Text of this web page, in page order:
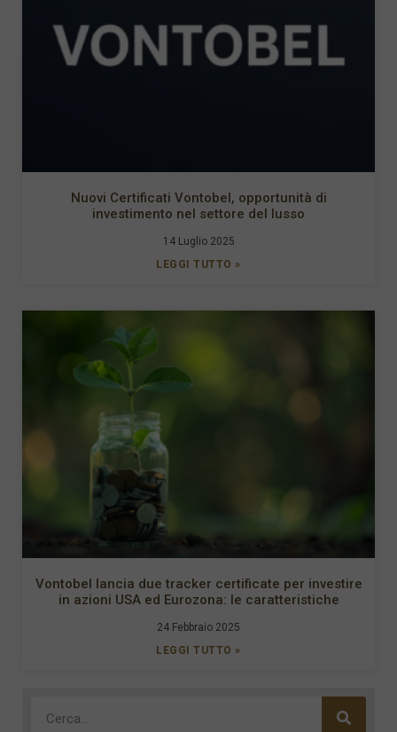
Nuovi Certificati Vontobel, opportunità di
investimento nel settore del lusso
14 Luglio 2025
LEGGI TUTTO »
Vontobel lancia due tracker certificate per investire
in azioni USA ed Eurozona: le caratteristiche
24 Febbraio 2025
LEGGI TUTTO »